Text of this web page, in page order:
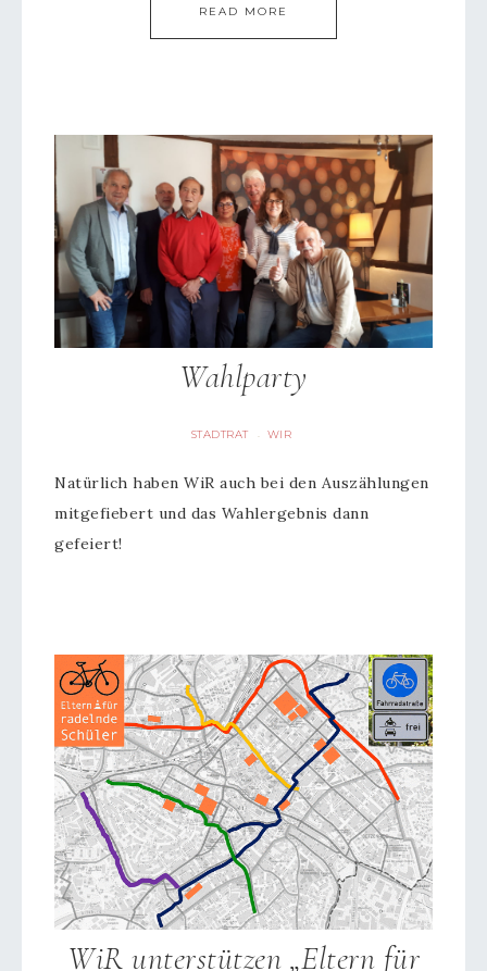
READ MORE
Wahlparty
STADTRAT · WIR
Natürlich haben WiR auch bei den Auszählungen
mitgefiebert und das Wahlergebnis dann
gefeiert!
WiR unterstützen „Eltern für